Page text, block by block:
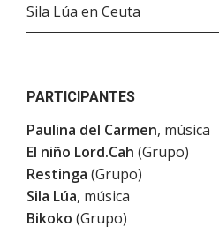
Sila Lúa en Ceuta
PARTICIPANTES
Paulina del Carmen, música
El niño Lord.Cah (Grupo)
Restinga (Grupo)
Sila Lúa, música
Bikoko (Grupo)